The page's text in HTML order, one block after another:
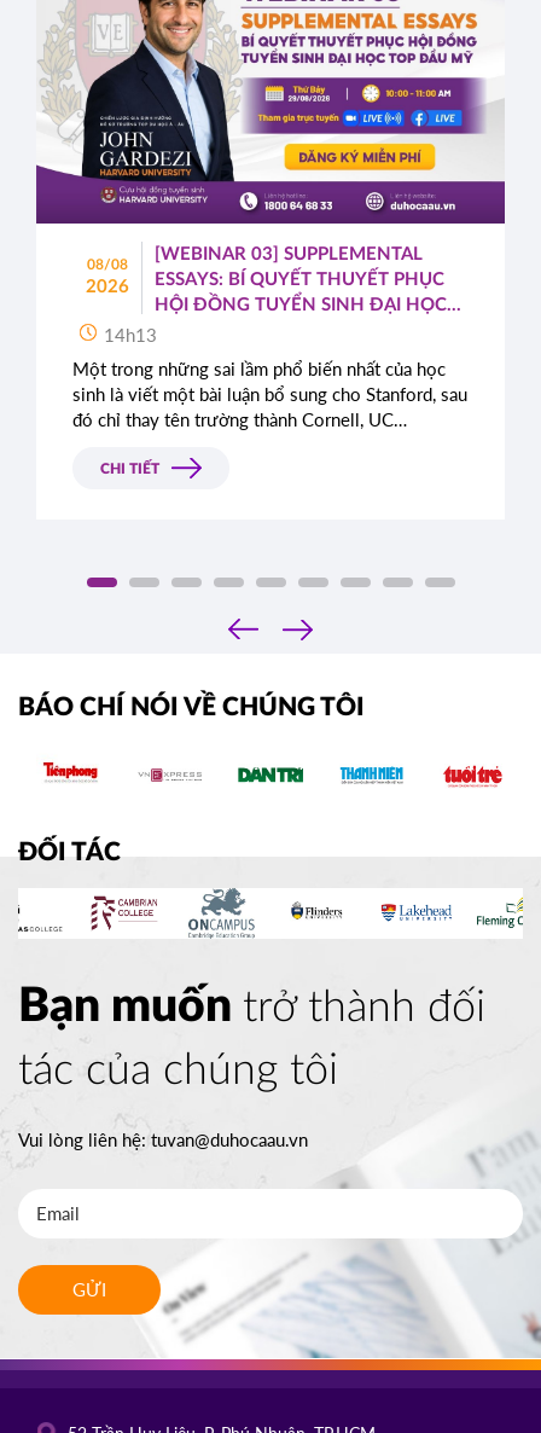
08/08
2026
[WEBINAR 03] SUPPLEMENTAL
ESSAYS: BÍ QUYẾT THUYẾT PHỤC
HỘI ĐỒNG TUYỂN SINH ĐẠI HỌC
TOP ĐẦU MỸ
14h13
Một trong những sai lầm phổ biến nhất của học
sinh là viết một bài luận bổ sung cho Stanford, sau
đó chỉ thay tên trường thành Cornell, UC
CHI TIẾT
‹
›
BÁO CHÍ NÓI VỀ CHÚNG TÔI
ĐỐI TÁC
Bạn muốn trở thành đối
tác của chúng tôi
Vui lòng liên hệ: tuvan@duhocaau.vn
GỬI